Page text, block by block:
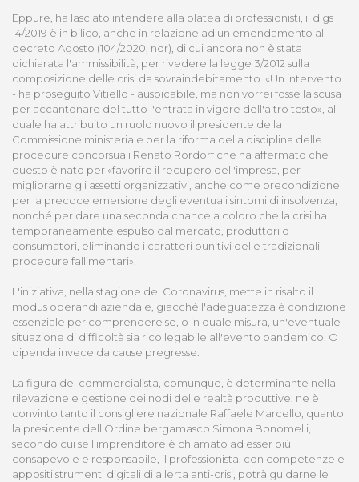
Eppure, ha lasciato intendere alla platea di professionisti, il dlgs
14/2019 è in bilico, anche in relazione ad un emendamento al
decreto Agosto (104/2020, ndr), di cui ancora non è stata
dichiarata l'ammissibilità, per rivedere la legge 3/2012 sulla
composizione delle crisi da sovraindebitamento. «Un intervento
- ha proseguito Vitiello - auspicabile, ma non vorrei fosse la scusa
per accantonare del tutto l'entrata in vigore dell'altro testo», al
quale ha attribuito un ruolo nuovo il presidente della
Commissione ministeriale per la riforma della disciplina delle
procedure concorsuali Renato Rordorf che ha affermato che
questo è nato per «favorire il recupero dell'impresa, per
migliorarne gli assetti organizzativi, anche come precondizione
per la precoce emersione degli eventuali sintomi di insolvenza,
nonché per dare una seconda chance a coloro che la crisi ha
temporaneamente espulso dal mercato, produttori o
consumatori, eliminando i caratteri punitivi delle tradizionali
procedure fallimentari».
L'iniziativa, nella stagione del Coronavirus, mette in risalto il
modus operandi aziendale, giacché l'adeguatezza è condizione
essenziale per comprendere se, o in quale misura, un'eventuale
situazione di difficoltà sia ricollegabile all'evento pandemico. O
dipenda invece da cause pregresse.
La figura del commercialista, comunque, è determinante nella
rilevazione e gestione dei nodi delle realtà produttive: ne è
convinto tanto il consigliere nazionale Raffaele Marcello, quanto
la presidente dell'Ordine bergamasco Simona Bonomelli,
secondo cui se l'imprenditore è chiamato ad esser più
consapevole e responsabile, il professionista, con competenze e
appositi strumenti digitali di allerta anti-crisi, potrà guidarne le